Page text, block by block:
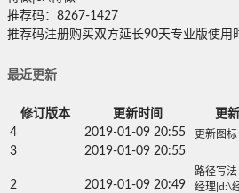
推荐码：8267-1427
推荐码注册购买双方延长90天专业版使用
最近更新
修订版本 更新时间
更
4
2019-01-09 20:55 更新图标
3 2019-01-09 20:55
2 2019-01-09 20:49
路径写法
经理|d:\